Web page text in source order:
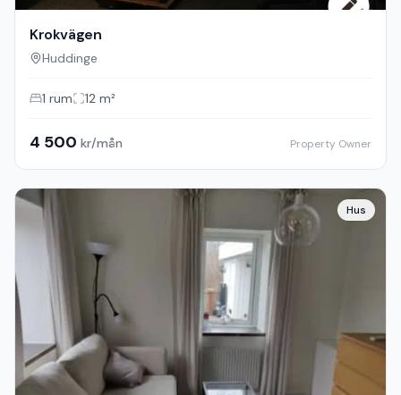
Krokvägen
Huddinge
1 rum 12 m²
4 500 kr/mån Property Owner
Hus